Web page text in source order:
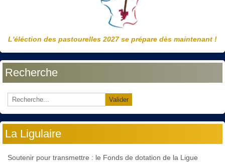
L'éléction des pastourelles 2027 se prépare dès maintenant !
Recherche
Valider
La Ligulaire
Soutenir pour transmettre : le Fonds de dotation de la Ligue